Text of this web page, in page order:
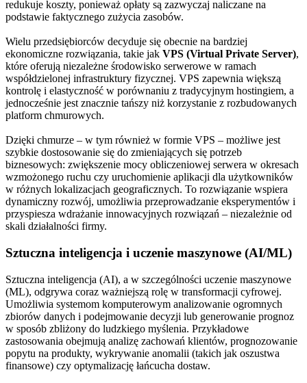
redukuje koszty, ponieważ opłaty są zazwyczaj naliczane na
podstawie faktycznego zużycia zasobów.
Wielu przedsiębiorców decyduje się obecnie na bardziej
ekonomiczne rozwiązania, takie jak VPS (Virtual Private Server),
które oferują niezależne środowisko serwerowe w ramach
współdzielonej infrastruktury fizycznej. VPS zapewnia większą
kontrolę i elastyczność w porównaniu z tradycyjnym hostingiem, a
jednocześnie jest znacznie tańszy niż korzystanie z rozbudowanych
platform chmurowych.
Dzięki chmurze – w tym również w formie VPS – możliwe jest
szybkie dostosowanie się do zmieniających się potrzeb
biznesowych: zwiększenie mocy obliczeniowej serwera w okresach
wzmożonego ruchu czy uruchomienie aplikacji dla użytkowników
w różnych lokalizacjach geograficznych. To rozwiązanie wspiera
dynamiczny rozwój, umożliwia przeprowadzanie eksperymentów i
przyspiesza wdrażanie innowacyjnych rozwiązań – niezależnie od
skali działalności firmy.
Sztuczna inteligencja i uczenie maszynowe (AI/ML)
Sztuczna inteligencja (AI), a w szczególności uczenie maszynowe
(ML), odgrywa coraz ważniejszą rolę w transformacji cyfrowej.
Umożliwia systemom komputerowym analizowanie ogromnych
zbiorów danych i podejmowanie decyzji lub generowanie prognoz
w sposób zbliżony do ludzkiego myślenia. Przykładowe
zastosowania obejmują analizę zachowań klientów, prognozowanie
popytu na produkty, wykrywanie anomalii (takich jak oszustwa
finansowe) czy optymalizację łańcucha dostaw.